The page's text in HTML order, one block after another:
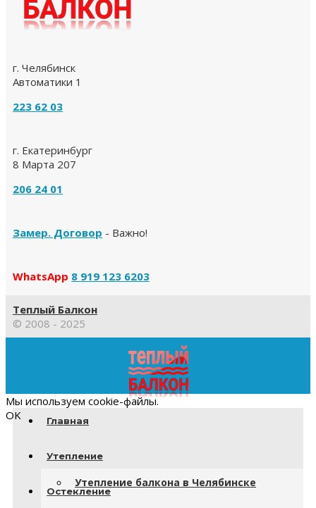
г. Челябинск
Автоматики 1
223 62 03
г. Екатеринбург
8 Марта 207
206 24 01
Замер. Договор - Важно!
WhatsApp 8 919 123 6203
Теплый Балкон
© 2008 - 2025
Главная
Утепление
Утепление балкона в Челябинске
Остекление
Мы используем cookie-файлы.
OK